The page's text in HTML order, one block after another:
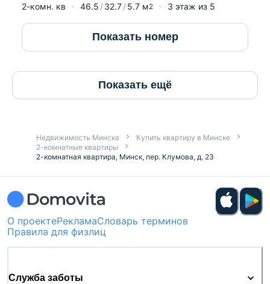
2-комн. кв 46.5 32.7 5.7 м2 3 этаж из 5
Показать номер
Показать ещё
Недвижимость Минска
Купить квартиру в Минске
2-комнатные квартиры
2-комнатная квартира, Минск, пер. Клумова, д. 23
О проектеРекламаСловарь терминов
Правила для физлиц
Служба заботы